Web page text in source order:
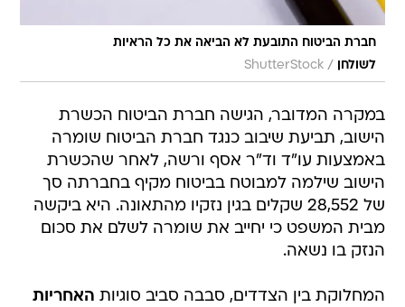
חברת הביטוח התובעת לא הביאה את כל הראיות
לשולחן
/
ShutterStock
במקרה המדובר, הגישה חברת הביטוח הכשרת
הישוב, תביעת שיבוב כנגד חברת הביטוח שומרה
באמצעות עו"ד וד"ר אסף ורשה, לאחר שהכשרת
הישוב שילמה למבוטח בביטוח מקיף בחברתה סך
של 28,552 שקלים בגין נזקיו מהתאונה. היא ביקשה
מבית המשפט כי יחייב את שומרה לשלם את סכום
הנזק בו נשאה.
המחלוקת בין הצדדים, סבבה סביב סוגיות האחריות